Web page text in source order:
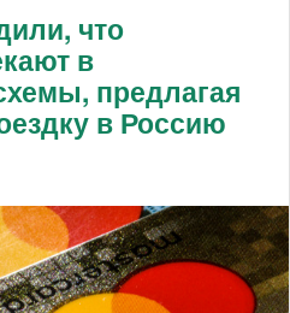
что
в
предлагая
в Россию